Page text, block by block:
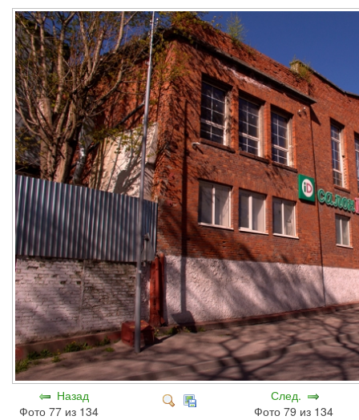
Назад
Фото 77 из 134
След.
Фото 79 из 134